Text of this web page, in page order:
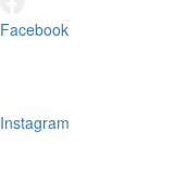
Facebook
Instagram